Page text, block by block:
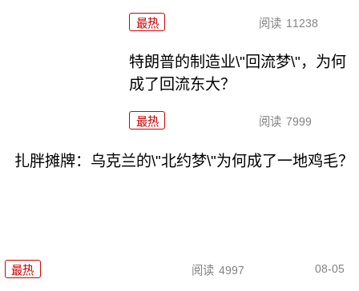
最热 阅读 11238
特朗普的制造业\"回流梦\"，为何
成了回流东大？
最热 阅读 7999
扎胖摊牌：乌克兰的\"北约梦\"为何成了一地鸡毛？
最热 阅读 4997 08-05